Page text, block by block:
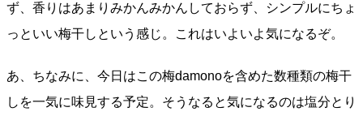
ず、香りはあまりみかんみかんしておらず、シンプルにちょ
っといい梅干しという感じ。これはいよいよ気になるぞ。
あ、ちなみに、今日はこの梅damonoを含めた数種類の梅干
しを一気に味見する予定。そうなると気になるのは塩分とり